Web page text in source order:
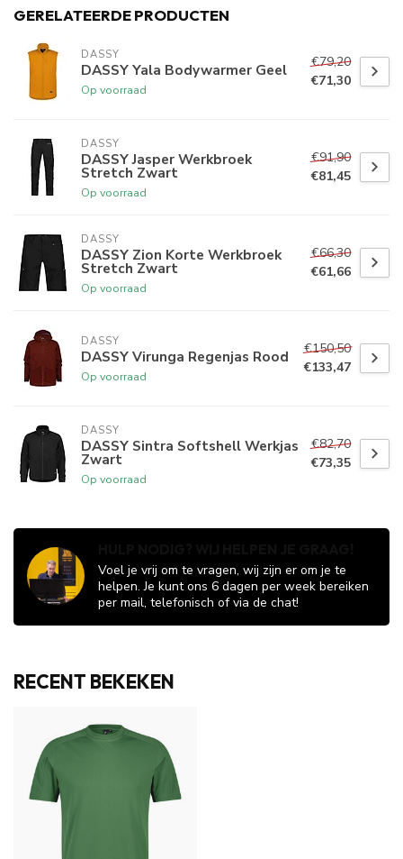
GERELATEERDE PRODUCTEN
DASSY
DASSY Yala Bodywarmer Geel
Op voorraad
€79,20
€71,30
DASSY
DASSY Jasper Werkbroek
Stretch Zwart
Op voorraad
€91,90
€81,45
DASSY
DASSY Zion Korte Werkbroek
Stretch Zwart
Op voorraad
€66,30
€61,66
DASSY
DASSY Virunga Regenjas Rood
Op voorraad
€150,50
€133,47
DASSY
DASSY Sintra Softshell Werkjas
Zwart
Op voorraad
€82,70
€73,35
Voel je vrij om te vragen, wij zijn er om je te
helpen. Je kunt ons 6 dagen per week bereiken
per mail, telefonisch of via de chat!
RECENT BEKEKEN